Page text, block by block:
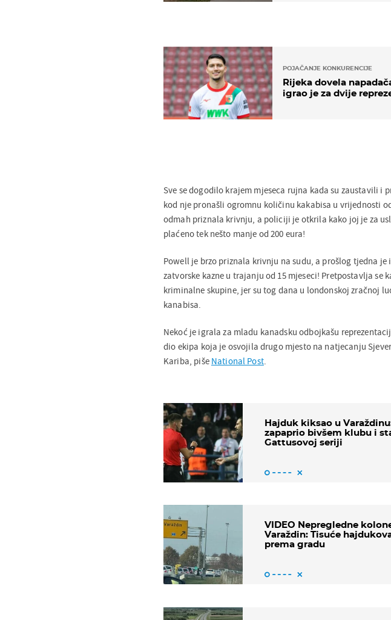
POJAČANJE KONKURENCIJE
Rijeka dovela
igrao je za dvije
Sve se dogodilo krajem mjeseca rujna kada su zaustavili i
kod nje pronašli ogromnu količinu kakabisa u vrijednosti
odmah priznala krivnju, a policiji je otkrila kako joj je za
plaćeno tek nešto manje od 200 eura!
Powell je brzo priznala krivnju na sudu, a prošlog tjedna je
zatvorske kazne u trajanju od 15 mjeseci! Pretpostavlja se
kriminalne skupine, jer su tog dana u londonskoj zračnoj
kanabisa.
Nekoć je igrala za mladu kanadsku odbojkašu
dio ekipa koja je osvojila drugo mjesto na natjecanju
Kariba, piše National Post.
Hajduk kiksao u
zapaprio bivšem klubu i
Gattusovoj seriji
VIDEO Nepregledne
Varaždin: Tisuće
prema gradu